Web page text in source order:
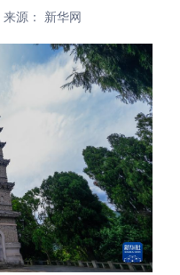
网评
全球连线 教育
体育
军事
政务
金融 汽车
信息化 数字经济
来源： 新华网